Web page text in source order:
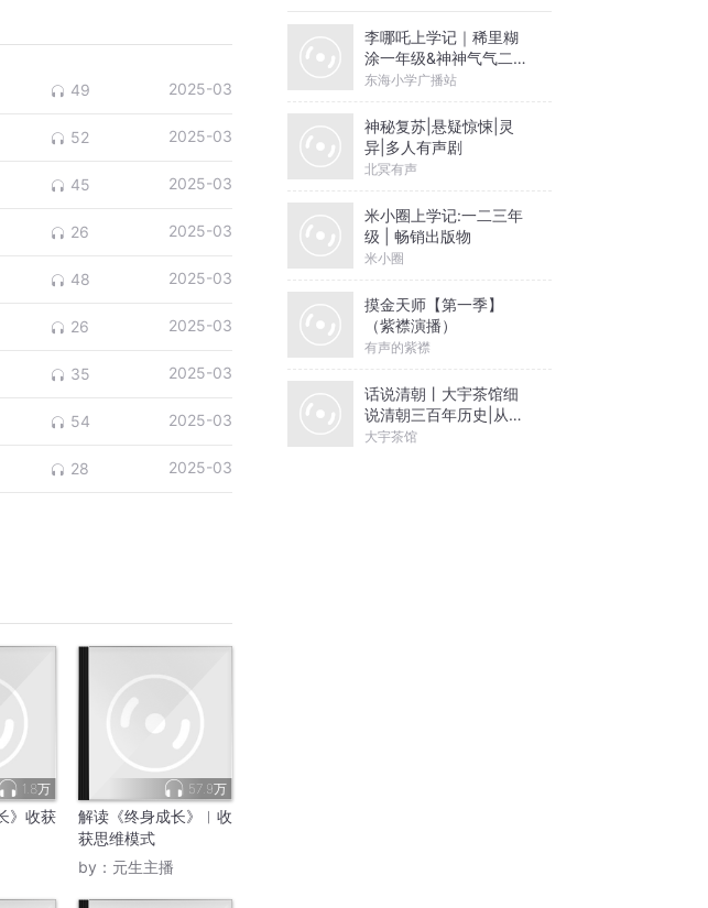
49 2025-03
52 2025-03
45 2025-03
26 2025-03
48 2025-03
26 2025-03
35 2025-03
54 2025-03
28 2025-03
1.8万
》收获
57.9万
解读《终身成长》︱收
获思维模式
by： 元生主播
李哪吒上学记｜稀里糊
涂一年级&神神气气二年
级
东海小学广播站
神秘复苏|悬疑惊悚|灵
异|多人有声剧
北冥有声
米小圈上学记:一二三年
级 | 畅销出版物
米小圈
摸金天师【第一季】
（紫襟演播）
有声的紫襟
话说清朝丨大宇茶馆细
说清朝三百年历史|从努
尔哈赤到末代皇帝溥仪|
大宇茶馆